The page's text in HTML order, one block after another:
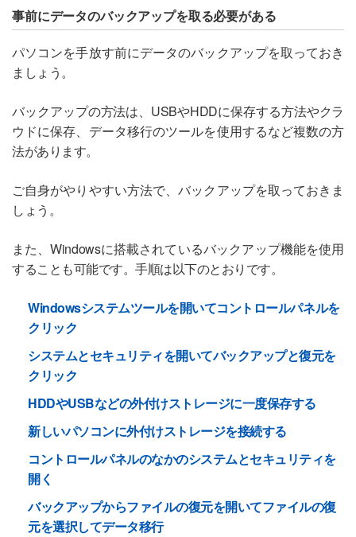
事前にデータのバックアップを取る必要がある
パソコンを手放す前にデータのバックアップを取っておき
ましょう。
バックアップの方法は、USBやHDDに保存する方法やクラ
ウドに保存、データ移行のツールを使用するなど複数の方
法があります。
ご自身がやりやすい方法で、バックアップを取っておきま
しょう。
また、Windowsに搭載されているバックアップ機能を使用
することも可能です。手順は以下のとおりです。
Windowsシステムツールを開いてコントロールパネルを
クリック
システムとセキュリティを開いてバックアップと復元を
クリック
HDDやUSBなどの外付けストレージに一度保存する
新しいパソコンに外付けストレージを接続する
コントロールパネルのなかのシステムとセキュリティを
開く
バックアップからファイルの復元を開いてファイルの復
元を選択してデータ移行